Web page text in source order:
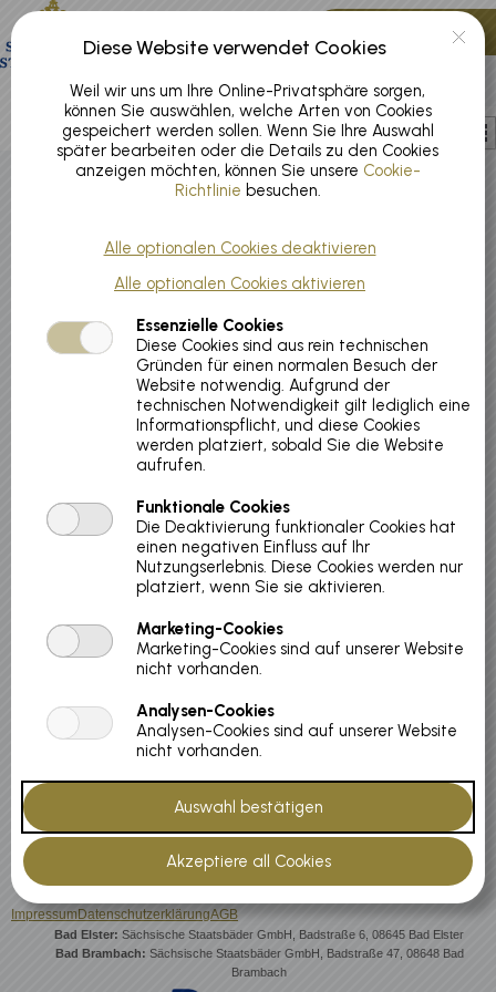
Zum Hauptinhalt springen
Gutschein Diagnostik "S3CheckPro"
Koordinationsanalyse inklusive
Handlungsempfehlungen
Preis:
€ 39,00
Zurück zur Liste
ImpressumDatenschutzerklärungAGB
Bad Elster: Sächsische Staatsbäder GmbH, Badstraße 6, 08645 Bad Elster
Bad Brambach: Sächsische Staatsbäder GmbH, Badstraße 47, 08648 Bad
Brambach
Diese Website verwendet Cookies
Weil wir uns um Ihre Online-Privatsphäre sorgen,
können Sie auswählen, welche Arten von Cookies
gespeichert werden sollen. Wenn Sie Ihre Auswahl
später bearbeiten oder die Details zu den Cookies
anzeigen möchten, können Sie unsere Cookie-
Richtlinie besuchen.
Alle optionalen Cookies deaktivieren
Alle optionalen Cookies aktivieren
Essenzielle Cookies
Diese Cookies sind aus rein technischen
Gründen für einen normalen Besuch der
Website notwendig. Aufgrund der
technischen Notwendigkeit gilt lediglich eine
Informationspflicht, und diese Cookies
werden platziert, sobald Sie die Website
aufrufen.
Funktionale Cookies
Die Deaktivierung funktionaler Cookies hat
einen negativen Einfluss auf Ihr
Nutzungserlebnis. Diese Cookies werden nur
platziert, wenn Sie sie aktivieren.
Marketing-Cookies
Marketing-Cookies sind auf unserer Website
nicht vorhanden.
Analysen-Cookies
Analysen-Cookies sind auf unserer Website
nicht vorhanden.